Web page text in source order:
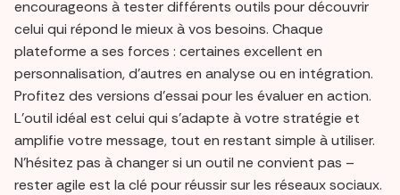
encourageons à tester différents outils pour découvrir
celui qui répond le mieux à vos besoins. Chaque
plateforme a ses forces : certaines excellent en
personnalisation, d'autres en analyse ou en intégration.
Profitez des versions d'essai pour les évaluer en action.
L'outil idéal est celui qui s'adapte à votre stratégie et
amplifie votre message, tout en restant simple à utiliser.
N'hésitez pas à changer si un outil ne convient pas –
rester agile est la clé pour réussir sur les réseaux sociaux.